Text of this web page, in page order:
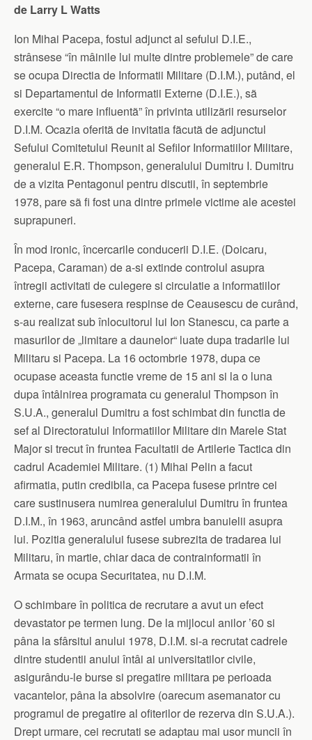
de Larry L Watts
Ion Mihai Pacepa, fostul adjunct al sefului D.I.E.,
strânsese “în mâinile lui multe dintre problemele” de care
se ocupa Directia de Informatii Militare (D.I.M.), putând, el
si Departamentul de Informatii Externe (D.I.E.), sã
exercite “o mare influentã” în privinta utilizãrii resurselor
D.I.M. Ocazia oferitã de invitatia fãcutã de adjunctul
Sefului Comitetului Reunit al Sefilor Informatiilor Militare,
generalul E.R. Thompson, generalului Dumitru I. Dumitru
de a vizita Pentagonul pentru discutii, în septembrie
1978, pare sã fi fost una dintre primele victime ale acestei
suprapuneri.
În mod ironic, încercarile conducerii D.I.E. (Doicaru,
Pacepa, Caraman) de a-si extinde controlul asupra
întregii activitati de culegere si circulatie a informatiilor
externe, care fusesera respinse de Ceausescu de curând,
s-au realizat sub înlocuitorul lui Ion Stanescu, ca parte a
masurilor de „limitare a daunelor“ luate dupa tradarile lui
Militaru si Pacepa. La 16 octombrie 1978, dupa ce
ocupase aceasta functie vreme de 15 ani si la o luna
dupa întâlnirea programata cu generalul Thompson în
S.U.A., generalul Dumitru a fost schimbat din functia de
sef al Directoratului Informatiilor Militare din Marele Stat
Major si trecut în fruntea Facultatii de Artilerie Tactica din
cadrul Academiei Militare. (1) Mihai Pelin a facut
afirmatia, putin credibila, ca Pacepa fusese printre cei
care sustinusera numirea generalului Dumitru în fruntea
D.I.M., în 1963, aruncând astfel umbra banuielii asupra
lui. Pozitia generalului fusese subrezita de tradarea lui
Militaru, în martie, chiar daca de contrainformatii în
Armata se ocupa Securitatea, nu D.I.M.
O schimbare în politica de recrutare a avut un efect
devastator pe termen lung. De la mijlocul anilor ’60 si
pâna la sfârsitul anului 1978, D.I.M. si-a recrutat cadrele
dintre studentii anului întâi ai universitatilor civile,
asigurându-le burse si pregatire militara pe perioada
vacantelor, pâna la absolvire (oarecum asemanator cu
programul de pregatire al ofiterilor de rezerva din S.U.A.).
Drept urmare, cei recrutati se adaptau mai usor muncii în